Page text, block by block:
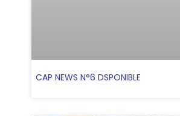
CAP NEWS N°6 DSPONIBLE